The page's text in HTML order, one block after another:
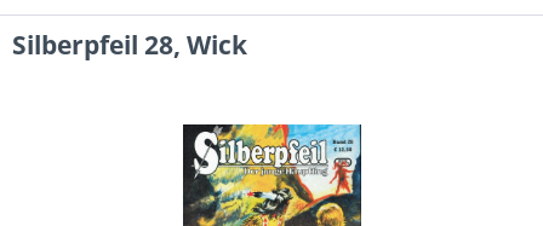
Silberpfeil 28, Wick